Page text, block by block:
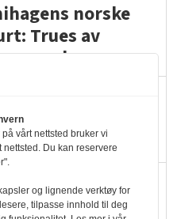
norske
Trues av
Norge sin
å velge
i butikkhylla
vårt nettsted bruker vi
Du kan reservere
og lignende verktøy for
tilpasse innhold til deg